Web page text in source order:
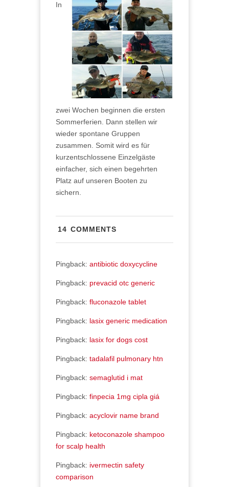
In
zwei Wochen beginnen die ersten
Sommerferien. Dann stellen wir
wieder spontane Gruppen
zusammen. Somit wird es für
kurzentschlossene Einzelgäste
einfacher, sich einen begehrten
Platz auf unseren Booten zu
sichern.
14 COMMENTS
Pingback: antibiotic doxycycline
Pingback: prevacid otc generic
Pingback: fluconazole tablet
Pingback: lasix generic medication
Pingback: lasix for dogs cost
Pingback: tadalafil pulmonary htn
Pingback: semaglutid i mat
Pingback: finpecia 1mg cipla giá
Pingback: acyclovir name brand
Pingback: ketoconazole shampoo
for scalp health
Pingback: ivermectin safety
comparison